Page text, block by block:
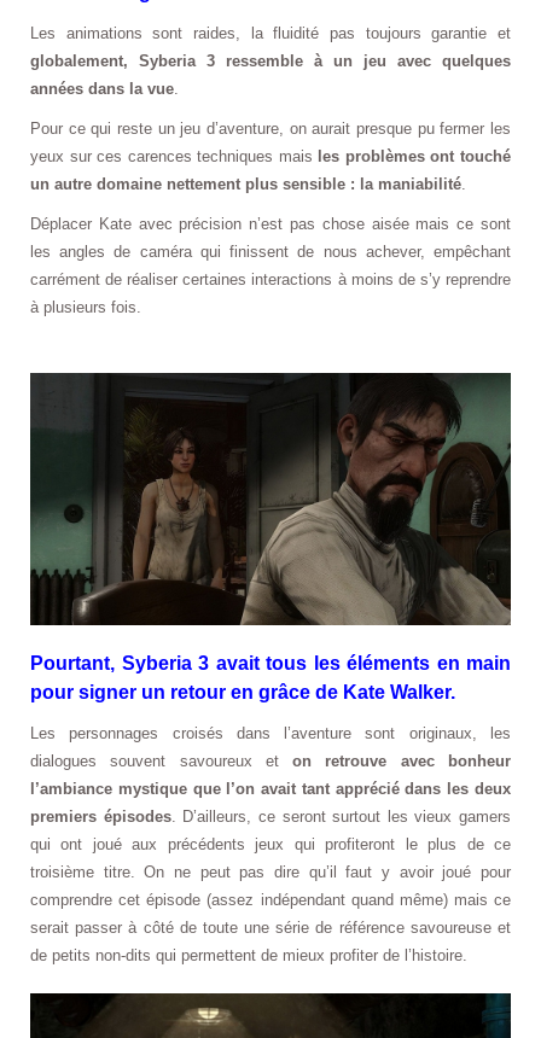
Les animations sont raides, la fluidité pas toujours garantie et
globalement, Syberia 3 ressemble à un jeu avec quelques
années dans la vue.
Pour ce qui reste un jeu d’aventure, on aurait presque pu fermer les
yeux sur ces carences techniques mais les problèmes ont touché
un autre domaine nettement plus sensible : la maniabilité.
Déplacer Kate avec précision n’est pas chose aisée mais ce sont
les angles de caméra qui finissent de nous achever, empêchant
carrément de réaliser certaines interactions à moins de s’y reprendre
à plusieurs fois.
Pourtant, Syberia 3 avait tous les éléments en main
pour signer un retour en grâce de Kate Walker.
Les personnages croisés dans l’aventure sont originaux, les
dialogues souvent savoureux eton retrouve avec bonheur
l’ambiance mystique que l’on avait tant apprécié dans les deux
premiers épisodes. D’ailleurs, ce seront surtout les vieux gamers
qui ont joué aux précédents jeux qui profiteront le plus de ce
troisième titre. On ne peut pas dire qu’il faut y avoir joué pour
comprendre cet épisode (assez indépendant quand même) mais ce
serait passer à côté de toute une série de référence savoureuse et
de petits non-dits qui permettent de mieux profiter de l’histoire.